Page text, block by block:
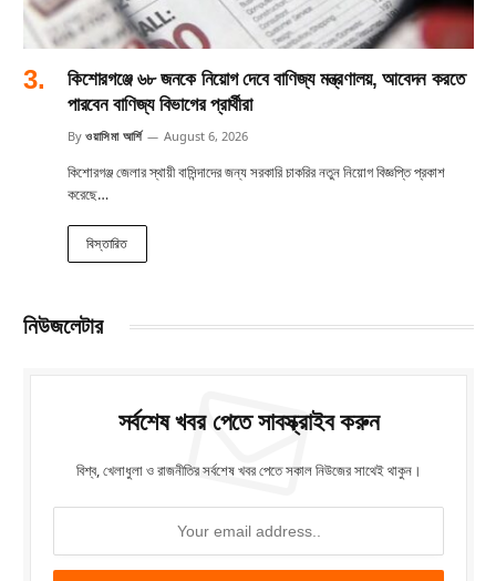
কিশোরগঞ্জে ৬৮ জনকে নিয়োগ দেবে বাণিজ্য মন্ত্রণালয়, আবেদন করতে
পারবেন বাণিজ্য বিভাগের প্রার্থীরা
By ওয়াসিমা আর্শি August 6, 2026
কিশোরগঞ্জ জেলার স্থায়ী বাসিন্দাদের জন্য সরকারি চাকরির নতুন নিয়োগ বিজ্ঞপ্তি প্রকাশ
করেছে…
বিস্তারিত
নিউজলেটার
সর্বশেষ খবর পেতে সাবস্ক্রাইব করুন
বিশ্ব, খেলাধুলা ও রাজনীতির সর্বশেষ খবর পেতে সকাল নিউজের সাথেই থাকুন।